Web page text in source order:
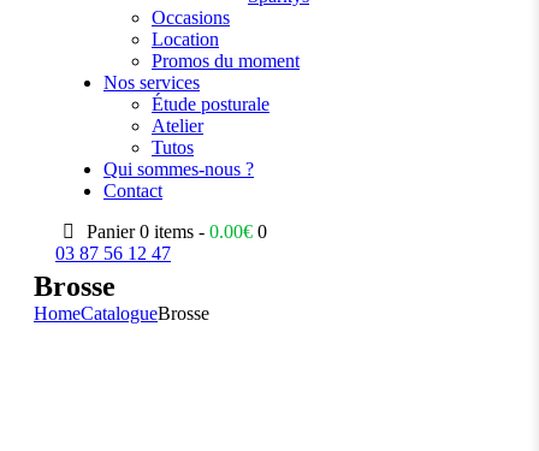
Occasions
Location
Promos du moment
Nos services
Étude posturale
Atelier
Tutos
Qui sommes-nous ?
Contact
Panier 0 items -0.00€ 0
03 87 56 12 47
Brosse
HomeCatalogueBrosse